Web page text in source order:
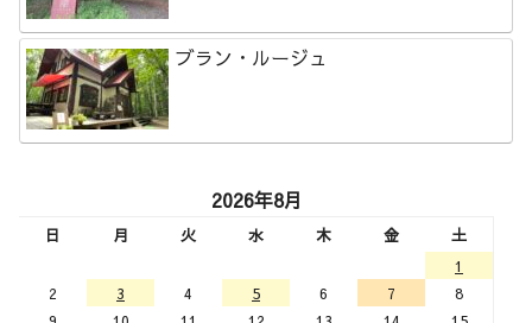
ブラン・ルージュ
2026年8月
日 月 火 水 木 金
土
1
2
3 4 5 6 7
8